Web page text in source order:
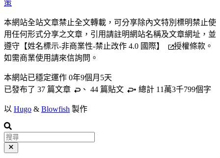
策
本網站全站文章禁止全文轉載，可分享除內文特別標明禁止使
用任何形式分享之文章，引用請註明網站名稱及文章網址，並
遵守 【姓名標示-非商業性-禁止改作 4.0 國際】
授權條款。
如需商業使用請來信詢問。
本網站已穩定運作 0年9個月5天
已發布了 37 篇文章 、 44 篇貼文 • 總計 11萬3千799個字
以 Hugo & Blowfish 製作